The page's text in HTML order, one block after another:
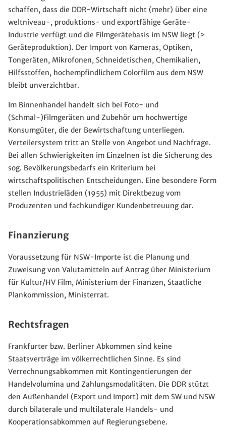
schaffen, dass die DDR-Wirtschaft nicht (mehr) über eine
weltniveau-, produktions- und exportfähige Geräte-
Industrie verfügt und die Filmgerätebasis im NSW liegt (>
Geräteproduktion). Der Import von Kameras, Optiken,
Tongeräten, Mikrofonen, Schneidetischen, Chemikalien,
Hilfsstoffen, hochempfindlichem Colorfilm aus dem NSW
bleibt unverzichtbar.
Im Binnenhandel handelt sich bei Foto- und
(Schmal-)Filmgeräten und Zubehör um hochwertige
Konsumgüter, die der Bewirtschaftung unterliegen.
Verteilersystem tritt an Stelle von Angebot und Nachfrage.
Bei allen Schwierigkeiten im Einzelnen ist die Sicherung des
sog. Bevölkerungsbedarfs ein Kriterium bei
wirtschaftspolitischen Entscheidungen. Eine besondere Form
stellen Industrieläden (1955) mit Direktbezug vom
Produzenten und fachkundiger Kundenbetreuung dar.
Finanzierung
Voraussetzung für NSW-Importe ist die Planung und
Zuweisung von Valutamitteln auf Antrag über Ministerium
für Kultur/HV Film, Ministerium der Finanzen, Staatliche
Plankommission, Ministerrat.
Rechtsfragen
Frankfurter bzw. Berliner Abkommen sind keine
Staatsverträge im völkerrechtlichen Sinne. Es sind
Verrechnungsabkommen mit Kontingentierungen der
Handelvolumina und Zahlungsmodalitäten. Die DDR stützt
den Außenhandel (Export und Import) mit dem SW und NSW
durch bilaterale und multilaterale Handels- und
Kooperationsabkommen auf Regierungsebene.